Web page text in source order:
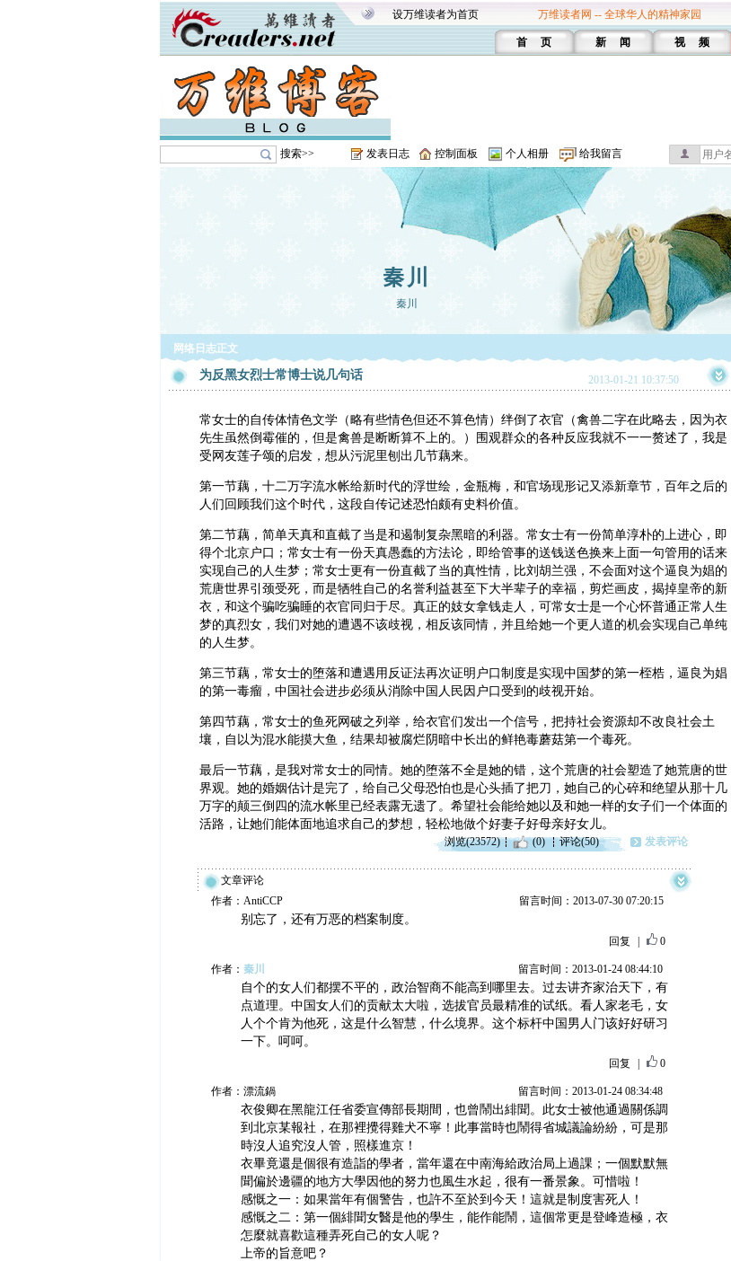
设万维读者为首页 万维读者网 -- 全球华人的精神家园
首 页 新 闻 视 频
搜索>> 发表日志 控制面板 个人相册 给我留言
秦川
秦川
网络日志正文
为反黑女烈士常博士说几句话 2013-01-21 10:37:50
常女士的自传体情色文学（略有些情色但还不算色情）绊倒了衣官（禽兽二字在此略去，因为衣
先生虽然倒霉催的，但是禽兽是断断算不上的。）围观群众的各种反应我就不一一赘述了，我是
受网友莲子颂的启发，想从污泥里刨出几节藕来。
第一节藕，十二万字流水帐给新时代的浮世绘，金瓶梅，和官场现形记又添新章节，百年之后的
人们回顾我们这个时代，这段自传记述恐怕颇有史料价值。
第二节藕，简单天真和直截了当是和遏制复杂黑暗的利器。常女士有一份简单淳朴的上进心，即
得个北京户口；常女士有一份天真愚蠢的方法论，即给管事的送钱送色换来上面一句管用的话来
实现自己的人生梦；常女士更有一份直截了当的真性情，比刘胡兰强，不会面对这个逼良为娼的
荒唐世界引颈受死，而是牺牲自己的名誉利益甚至下大半辈子的幸福，剪烂画皮，揭掉皇帝的新
衣，和这个骗吃骗睡的衣官同归于尽。真正的妓女拿钱走人，可常女士是一个心怀普通正常人生
梦的真烈女，我们对她的遭遇不该歧视，相反该同情，并且给她一个更人道的机会实现自己单纯
的人生梦。
第三节藕，常女士的堕落和遭遇用反证法再次证明户口制度是实现中国梦的第一桎梏，逼良为娼
的第一毒瘤，中国社会进步必须从消除中国人民因户口受到的歧视开始。
第四节藕，常女士的鱼死网破之列举，给衣官们发出一个信号，把持社会资源却不改良社会土
壤，自以为混水能摸大鱼，结果却被腐烂阴暗中长出的鲜艳毒蘑菇第一个毒死。
最后一节藕，是我对常女士的同情。她的堕落不全是她的错，这个荒唐的社会塑造了她荒唐的世
界观。她的婚姻估计是完了，给自己父母恐怕也是心头插了把刀，她自己的心碎和绝望从那十几
万字的颠三倒四的流水帐里已经表露无遗了。希望社会能给她以及和她一样的女子们一个体面的
活路，让她们能体面地追求自己的梦想，轻松地做个好妻子好母亲好女儿。
浏览(23572) (0) 评论(50) 发表评论
文章评论
作者：AntiCCP
留言时间：2013-07-30 07:20:15
别忘了，还有万恶的档案制度。
回复 0
作者： 秦川 留言时间：2013-01-24 08:44:10
自个的女人们都摆不平的，政治智商不能高到哪里去。过去讲齐家治天下，有
点道理。中国女人们的贡献太大啦，选拔官员最精准的试纸。看人家老毛，女
人个个肯为他死，这是什么智慧，什么境界。这个标杆中国男人门该好好研习
一下。呵呵。
回复 0
作者：漂流鍋 留言时间：2013-01-24 08:34:48
衣俊卿在黑龍江任省委宣傳部長期間，也曾鬧出緋聞。此女士被他通過關係調
到北京某報社，在那裡攪得雞犬不寧！此事當時也鬧得省城議論紛紛，可是那
時沒人追究沒人管，照樣進京！
衣畢竟還是個很有造詣的學者，當年還在中南海給政治局上過課；一個默默無
聞偏於邊疆的地方大學因他的努力也風生水起，很有一番景象。可惜啦！
感慨之一：如果當年有個警告，也許不至於到今天！這就是制度害死人！
感慨之二：第一個緋聞女醫是他的學生，能作能鬧，這個常更是登峰造極，衣
怎麼就喜歡這種弄死自己的女人呢？
上帝的旨意吧？